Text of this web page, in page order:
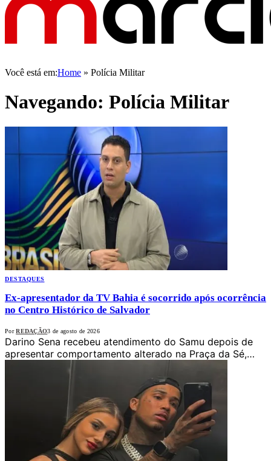
Você está em:Home » Polícia Militar
Navegando: Polícia Militar
DESTAQUES
Ex-apresentador da TV Bahia é socorrido após ocorrência
no Centro Histórico de Salvador
Por REDAÇÃO3 de agosto de 2026
Darino Sena recebeu atendimento do Samu depois de
apresentar comportamento alterado na Praça da Sé,…